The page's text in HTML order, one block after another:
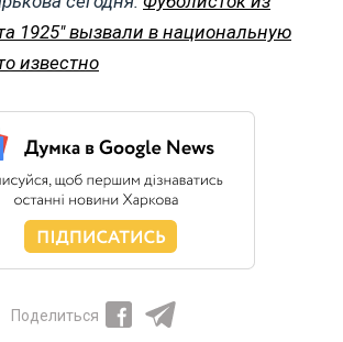
1925" вызвали в национальную
известно
Поделиться